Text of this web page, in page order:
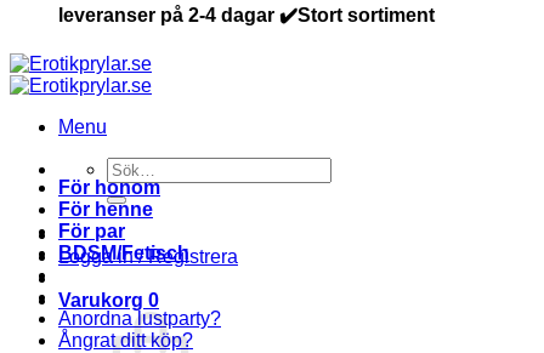
leveranser på 2-4 dagar ✔️Stort sortiment
Menu
Sök
efter:
Logga in / Registrera
Varukorg 0
För honom
För henne
För par
BDSM/Fetisch
Anordna lustparty?
Ångrat ditt köp?